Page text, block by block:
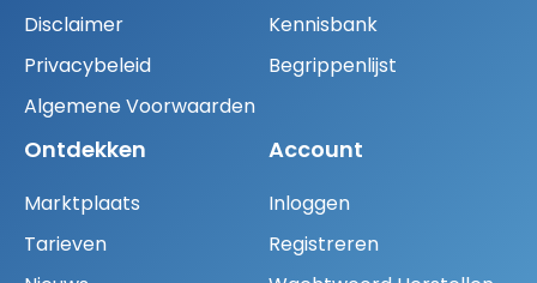
Disclaimer
Privacybeleid
Algemene Voorwaarden
Kennisbank
Begrippenlijst
Ontdekken
Marktplaats
Tarieven
Account
Inloggen
Registreren